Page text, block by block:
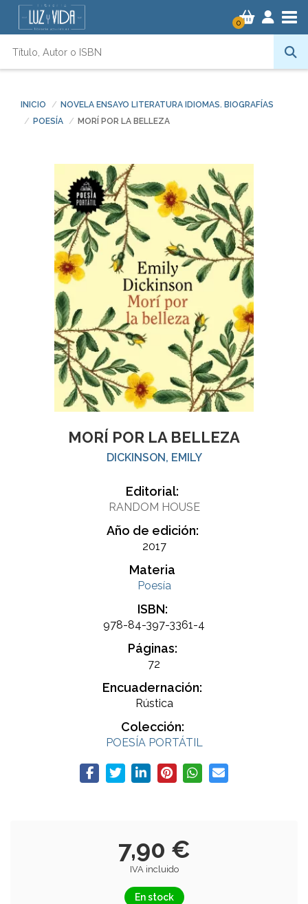
0
INICIO
NOVELA ENSAYO LITERATURA IDIOMAS. BIOGRAFÍAS
POESÍA
MORÍ POR LA BELLEZA
MORÍ POR LA BELLEZA
DICKINSON, EMILY
Editorial:
RANDOM HOUSE
Año de edición:
2017
Materia
Poesía
ISBN:
978-84-397-3361-4
Páginas:
72
Encuadernación:
Rústica
Colección:
POESÍA PORTÁTIL
7,90 €
IVA incluido
En stock